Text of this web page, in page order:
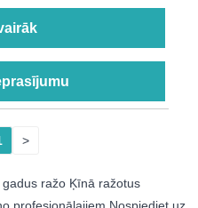
>
ražo Ķīnā ražotus